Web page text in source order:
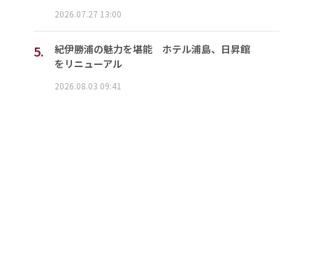
2026.07.27 13:00
5.
紀伊勝浦の魅力を堪能 ホテル浦島、日昇館
をリニューアル
2026.08.03 09:41